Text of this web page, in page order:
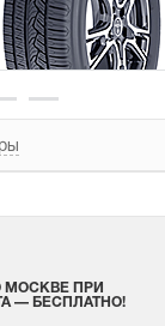
МОСКВЕ ПРИ
— БЕСПЛАТНО!